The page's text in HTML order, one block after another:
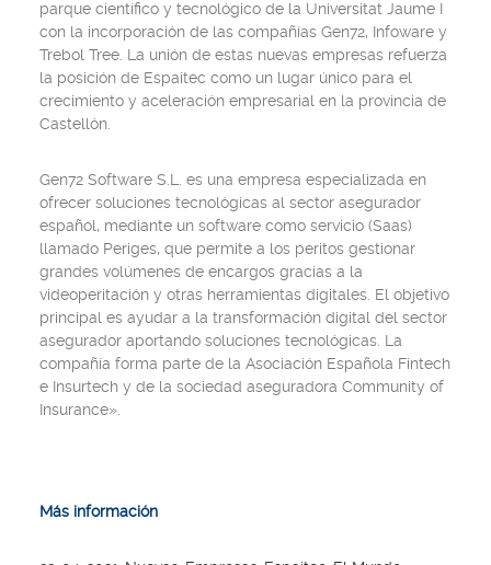
parque científico y tecnológico de la Universitat Jaume I
con la incorporación de las compañías Gen72, Infoware y
Trebol Tree. La unión de estas nuevas empresas refuerza
la posición de Espaitec como un lugar único para el
crecimiento y aceleración empresarial en la provincia de
Castellón.
Gen72 Software S.L. es una empresa especializada en
ofrecer soluciones tecnológicas al sector asegurador
español, mediante un software como servicio (Saas)
llamado Periges, que permite a los peritos gestionar
grandes volúmenes de encargos gracias a la
videoperitación y otras herramientas digitales. El objetivo
principal es ayudar a la transformación digital del sector
asegurador aportando soluciones tecnológicas. La
compañía forma parte de la Asociación Española Fintech
e Insurtech y de la sociedad aseguradora Community of
Insurance».
Más información